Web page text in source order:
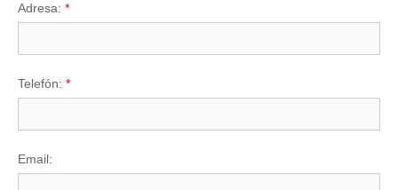
Adresa: *
Telefón: *
Email: